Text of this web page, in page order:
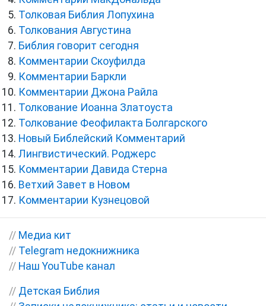
Толковая Библия Лопухина
Толкования Августина
Библия говорит сегодня
Комментарии Скоуфилда
Комментарии Баркли
Комментарии Джона Райла
Толкование Иоанна Златоуста
Толкование Феофилакта Болгарского
Новый Библейский Комментарий
Лингвистический. Роджерс
Комментарии Давида Стерна
Ветхий Завет в Новом
Комментарии Кузнецовой
// Медиа кит
// Telegram недокнижника
// Наш YouTube канал
// Детская Библия